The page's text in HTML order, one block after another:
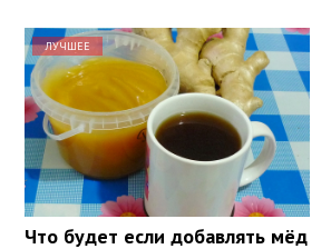
ЛУЧШЕЕ
Что будет если добавлять мёд